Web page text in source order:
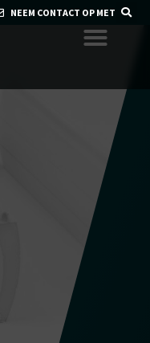
NEEM CONTACT OP MET